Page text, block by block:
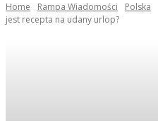
Home Rampa Wiadomości Polska
jest recepta na udany urlop?